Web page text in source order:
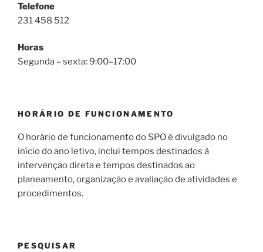
Telefone
231 458 512
Horas
Segunda – sexta: 9:00–17:00
HORÁRIO DE FUNCIONAMENTO
O horário de funcionamento do SPO é divulgado no
início do ano letivo, inclui tempos destinados à
intervenção direta e tempos destinados ao
planeamento, organização e avaliação de atividades e
procedimentos.
PESQUISAR